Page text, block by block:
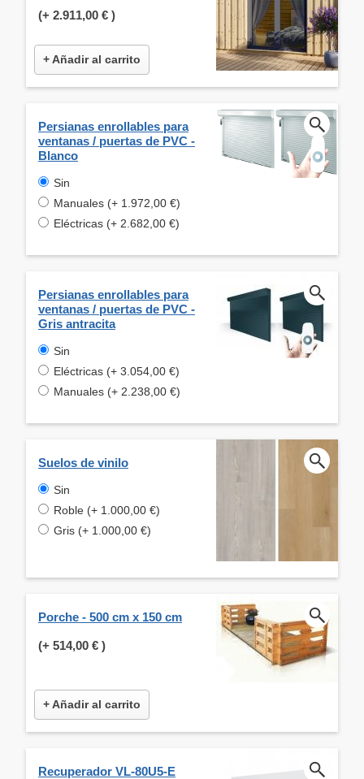
(+ 2.911,00 € )
+ Añadir al carrito
Persianas enrollables para
ventanas / puertas de PVC -
Blanco
Sin
Manuales (+ 1.972,00 €)
Eléctricas (+ 2.682,00 €)
Persianas enrollables para
ventanas / puertas de PVC -
Gris antracita
Sin
Eléctricas (+ 3.054,00 €)
Manuales (+ 2.238,00 €)
Suelos de vinilo
Sin
Roble (+ 1.000,00 €)
Gris (+ 1.000,00 €)
Porche - 500 cm x 150 cm
(+ 514,00 € )
+ Añadir al carrito
Recuperador VL-80U5-E